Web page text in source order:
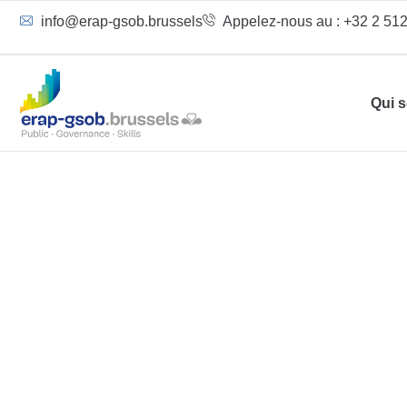
info@erap-gsob.brussels Appelez-nous au : +32 2
Qui